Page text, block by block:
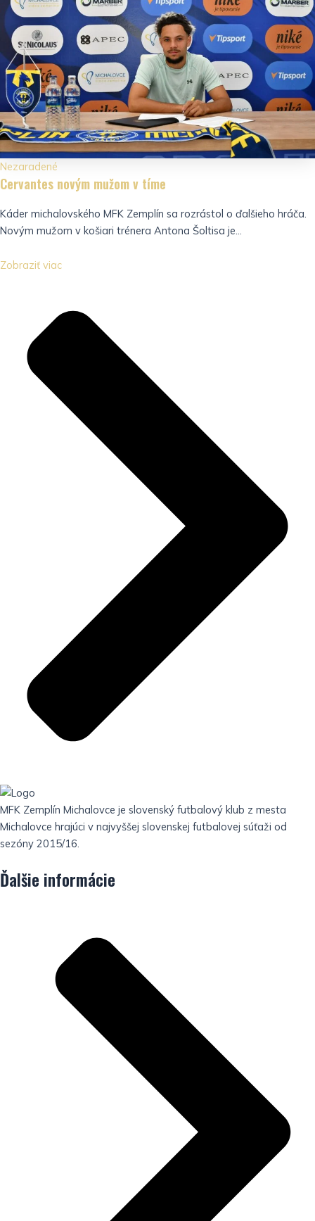
Nezaradené
Cervantes novým mužom v tíme
Káder michalovského MFK Zemplín sa rozrástol o ďalšieho hráča.
Novým mužom v košiari trénera Antona Šoltisa je...
Zobraziť viac
MFK Zemplín Michalovce je slovenský futbalový klub z mesta
Michalovce hrajúci v najvyššej slovenskej futbalovej súťaži od
sezóny 2015/16.
Ďalšie informácie